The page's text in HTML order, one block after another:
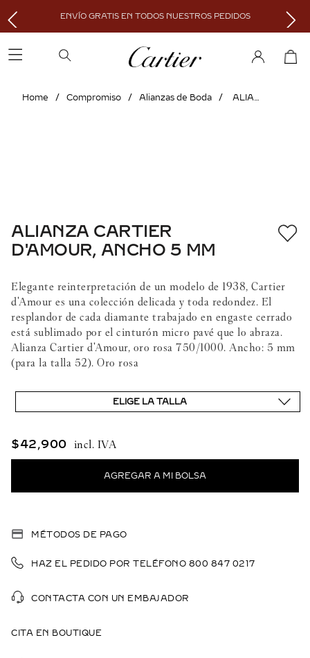
ENVÍO GRATIS EN TODOS NUESTROS PEDIDOS
Compromiso Alianzas de Boda ALIANZA CARTIER D'AMOUR, ANCHO 5 MM
ALIANZA CARTIER
D'AMOUR, ANCHO 5 MM
Elegante reinterpretación de un modelo de 1938, Cartier
d'Amour es una colección delicada y toda redondez. El
resplandor de cada diamante trabajado en engaste cerrado
está sublimado por el cinturón micro pavé que lo abraza.
Alianza Cartier d'Amour, oro rosa 750/1000. Ancho: 5 mm
(para la talla 52). Oro rosa
ELIGE LA TALLA
$42,900
MÉTODOS DE PAGO
HAZ EL PEDIDO POR TELÉFONO 800 847 0217
CONTACTA CON UN EMBAJADOR
CITA EN BOUTIQUE